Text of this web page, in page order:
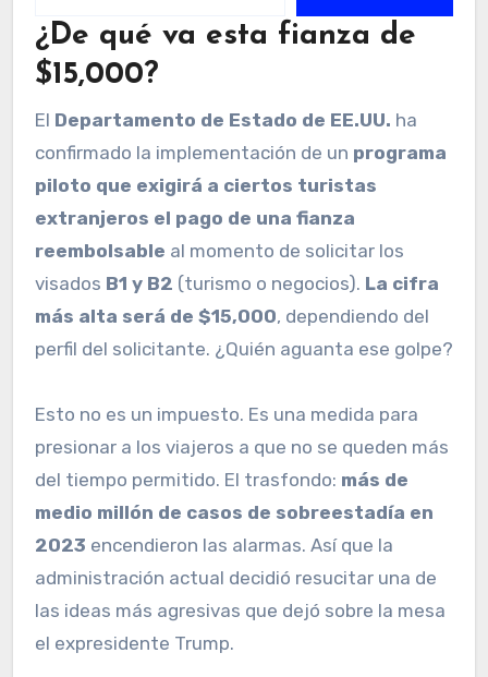
¿De qué va esta fianza de
$15,000?
El Departamento de Estado de EE.UU. ha
confirmado la implementación de un programa
piloto que exigirá a ciertos turistas
extranjeros el pago de una fianza
reembolsable al momento de solicitar los
visados B1 y B2 (turismo o negocios). La cifra
más alta será de $15,000, dependiendo del
perfil del solicitante. ¿Quién aguanta ese golpe?
Esto no es un impuesto. Es una medida para
presionar a los viajeros a que no se queden más
del tiempo permitido. El trasfondo: más de
medio millón de casos de sobreestadía en
2023 encendieron las alarmas. Así que la
administración actual decidió resucitar una de
las ideas más agresivas que dejó sobre la mesa
el expresidente Trump.